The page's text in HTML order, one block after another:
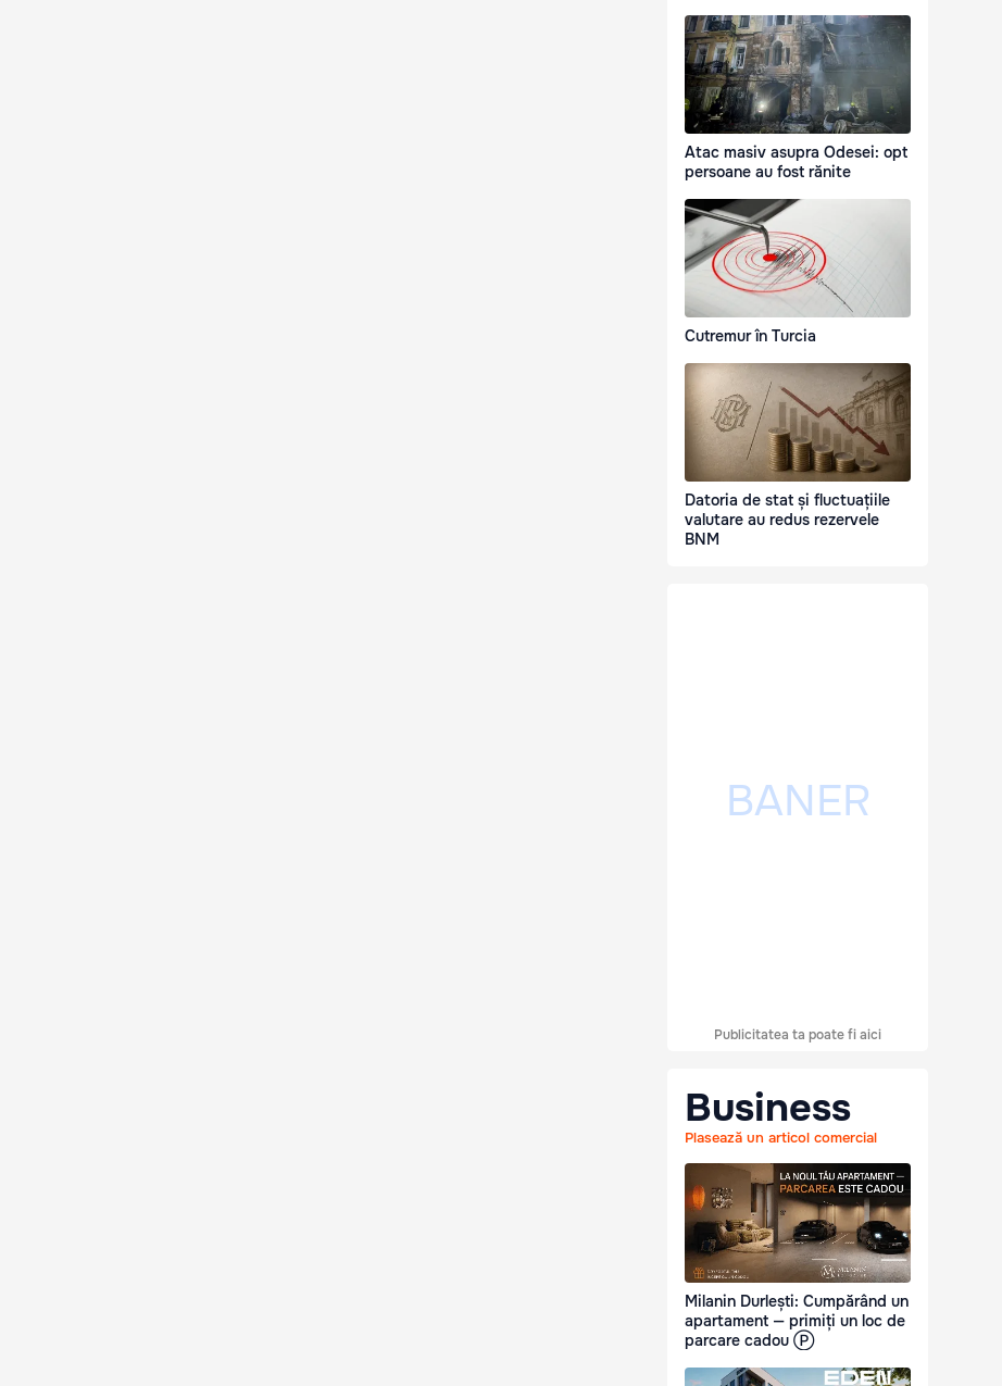
Atac masiv asupra Odesei: opt
persoane au fost rănite
Cutremur în Turcia
Datoria de stat și fluctuațiile
valutare au redus rezervele
BNM
Publicitatea ta poate fi aici
Business
Plasează un articol comercial
Milanin Durlești: Cumpărând un
apartament — primiți un loc de
parcare cadou Ⓟ